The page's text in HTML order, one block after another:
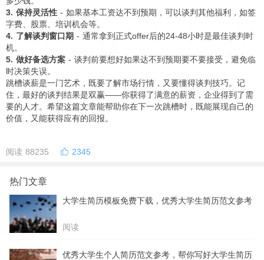
3. 保持灵活性 - 如果基本工资达不到预期，可以谈判其他福利，如签
字费、股票、培训机会等。
4. 了解谈判窗口期 - 通常拿到正式offer后的24-48小时是最佳谈判时
机。
5. 做好备选方案 - 谈判前要想好如果达不到预期要不要接受，避免临
时决策失误。
跳槽谈薪是一门艺术，既要了解市场行情，又要懂得谈判技巧。记
住，最好的谈判结果是双赢——你获得了满意的薪资，企业得到了需
要的人才。希望这篇文章能帮助你在下一次跳槽时，既能展现自己的
价值，又能获得应有的回报。
阅读 88235 2345
热门文章
大学生简历模板免费下载，优秀大学生简历范文参考
阅读
优秀大学生个人简历范文参考，帮你写好大学生简历